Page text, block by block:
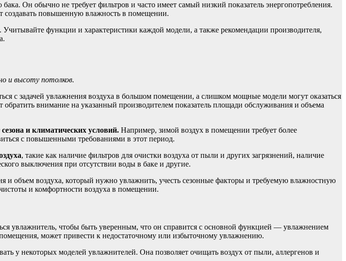
Он обычно не требует фильтров и часто имеет самый низкий показатель энергопотребления.
создавать повышенную влажность в помещении.
функции и характеристики каждой модели, а также рекомендации производителя,
и высоту потолков.
с задачей увлажнения воздуха в большом помещении, а слишком мощные модели могут оказаться
внимание на указанный производителем показатель площади обслуживания и объема
и климатических условий. Например, зимой воздух в помещении требует более
с повышенными требованиями в этот период.
, такие как наличие фильтров для очистки воздуха от пыли и других загрязнений, наличие
выключения при отсутствии воды в баке и другие.
и объем воздуха, который нужно увлажнить, учесть сезонные факторы и требуемую влажностную
и комфортности воздуха в помещении.
увлажнитель, чтобы быть уверенным, что он справится с основной функцией — увлажнением
может привести к недостаточному или избыточному увлажнению.
у некоторых моделей увлажнителей. Она позволяет очищать воздух от пыли, аллергенов и